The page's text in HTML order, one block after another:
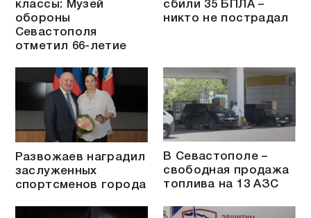
классы: Музей
обороны
Севастополя
отметил 66-летие
сбили 35 БПЛА –
никто не пострадал
Развожаев наградил
заслуженных
спортсменов города
В Севастополе –
свободная продажа
топлива на 13 АЗС